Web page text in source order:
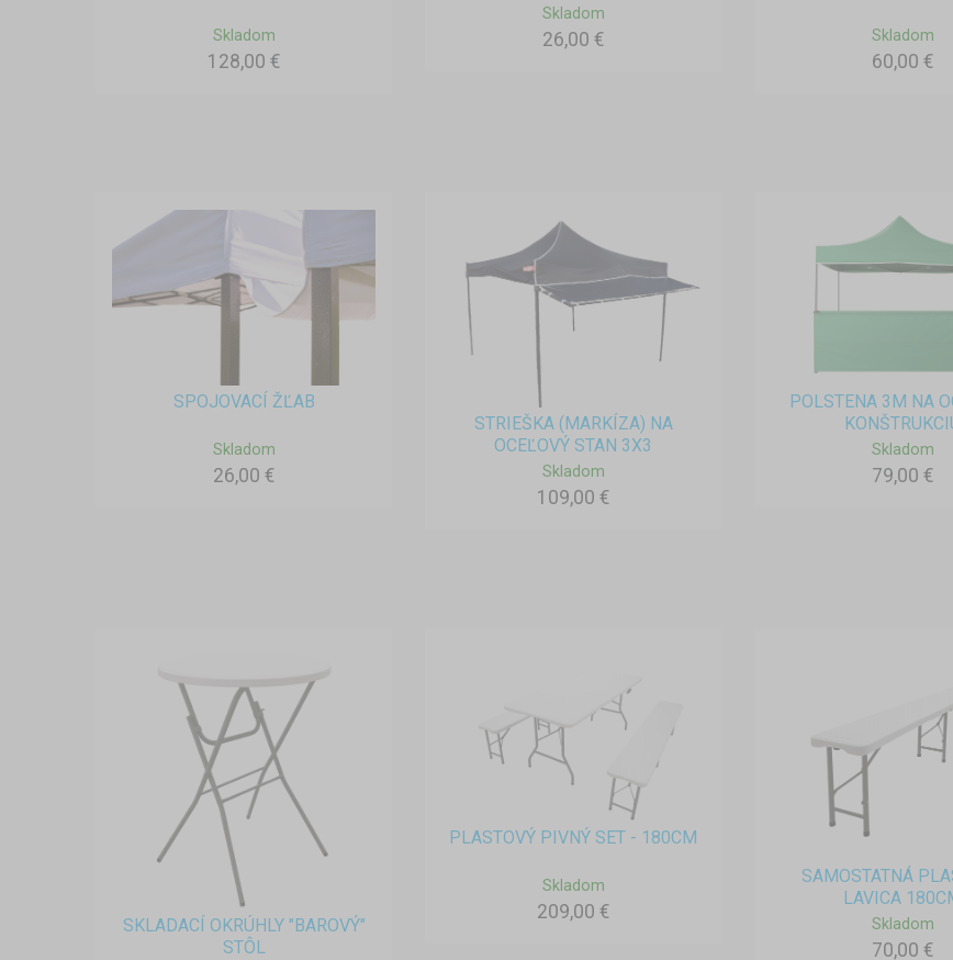
Skladom
128,00 €
Skladom
26,00 € Skladom
60,00 €
SPOJOVACÍ ŽĽAB
Skladom
26,00 €
STRIEŠKA (MARKÍZA) NA
OCEĽOVÝ STAN 3X3
Skladom
109,00 €
POLSTENA 3M NA
Skladom
79,00 €
SKLADACÍ OKRÚHLY "BAROVÝ"
STÔL
PLASTOVÝ PIVNÝ SET - 180CM
Skladom
209,00 €
SAMOSTATNÁ
LAVICA
Skladom
70,00 €